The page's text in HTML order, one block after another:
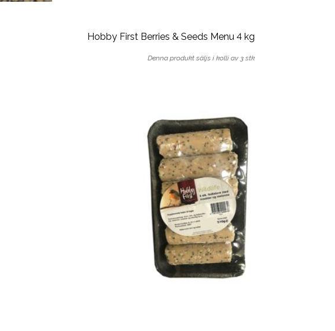
Hobby First Berries & Seeds Menu 4 kg
Denna produkt säljs i kolli av 3 stk